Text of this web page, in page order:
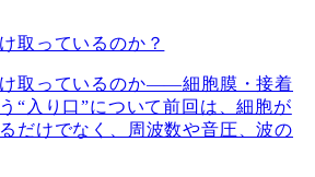
取っているのか？
取っているのか――細胞膜・接着
“入り口”について前回は、細胞が
だけでなく、周波数や音圧、波の